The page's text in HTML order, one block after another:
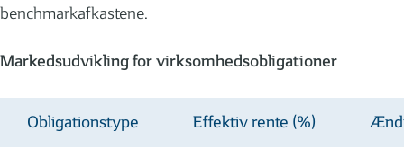
benchmarkafkastene.
Markedsudvikling for virksomhedsobligationer
Obligationstype Effektiv rente (%)